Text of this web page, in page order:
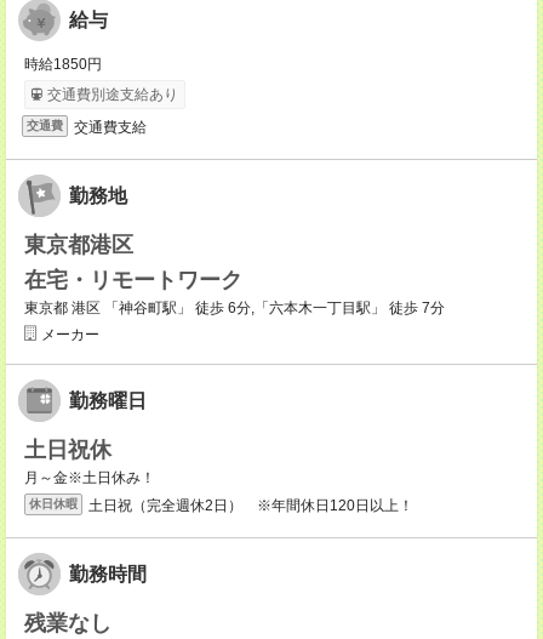
給与
時給1850円
交通費別途支給あり
交通費 交通費支給
勤務地
東京都港区
在宅・リモートワーク
東京都 港区 「神谷町駅」 徒歩 6分,「六本木一丁目駅」 徒歩 7分
メーカー
勤務曜日
土日祝休
月～金※土日休み！
休日休暇 土日祝（完全週休2日） ※年間休日120日以上！
勤務時間
残業なし